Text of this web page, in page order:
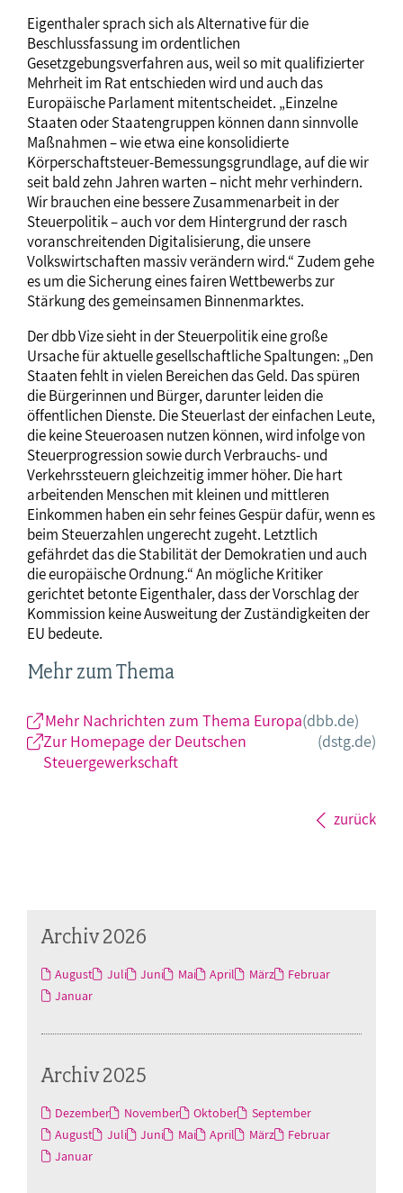
Eigenthaler sprach sich als Alternative für die
Beschlussfassung im ordentlichen
Gesetzgebungsverfahren aus, weil so mit qualifizierter
Mehrheit im Rat entschieden wird und auch das
Europäische Parlament mitentscheidet. „Einzelne
Staaten oder Staatengruppen können dann sinnvolle
Maßnahmen – wie etwa eine konsolidierte
Körperschaftsteuer-Bemessungsgrundlage, auf die wir
seit bald zehn Jahren warten – nicht mehr verhindern.
Wir brauchen eine bessere Zusammenarbeit in der
Steuerpolitik – auch vor dem Hintergrund der rasch
voranschreitenden Digitalisierung, die unsere
Volkswirtschaften massiv verändern wird.“ Zudem gehe
es um die Sicherung eines fairen Wettbewerbs zur
Stärkung des gemeinsamen Binnenmarktes.
Der dbb Vize sieht in der Steuerpolitik eine große
Ursache für aktuelle gesellschaftliche Spaltungen: „Den
Staaten fehlt in vielen Bereichen das Geld. Das spüren
die Bürgerinnen und Bürger, darunter leiden die
öffentlichen Dienste. Die Steuerlast der einfachen Leute,
die keine Steueroasen nutzen können, wird infolge von
Steuerprogression sowie durch Verbrauchs- und
Verkehrssteuern gleichzeitig immer höher. Die hart
arbeitenden Menschen mit kleinen und mittleren
Einkommen haben ein sehr feines Gespür dafür, wenn es
beim Steuerzahlen ungerecht zugeht. Letztlich
gefährdet das die Stabilität der Demokratien und auch
die europäische Ordnung.“ An mögliche Kritiker
gerichtet betonte Eigenthaler, dass der Vorschlag der
Kommission keine Ausweitung der Zuständigkeiten der
EU bedeute.
Mehr zum Thema
Mehr Nachrichten zum Thema Europa(dbb.de)
Zur Homepage der Deutschen
Steuergewerkschaft
(dstg.de)
zurück
Archiv 2026
August Juli Juni Mai April März
Februar
Januar
Archiv 2025
Dezember November Oktober
September
August
Juli Juni Mai April März
Februar
Januar